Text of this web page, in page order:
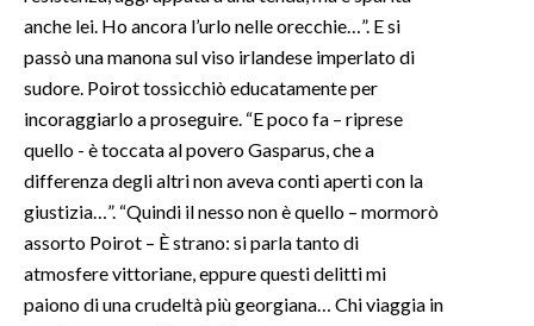
SARDEGNA TURISMO
SARDI NEL MONDO
NOTIZIE
EVENTI
#CARAUNIONE
3 MINUTI CON
anche lei. Ho ancora l’urlo nelle orecchie…”. E si
passò una manona sul viso irlandese imperlato di
sudore. Poirot tossicchiò educatamente per
incoraggiarlo a proseguire. “E poco fa – riprese
quello - è toccata al povero Gasparus, che a
differenza degli altri non aveva conti aperti con la
giustizia…”. “Quindi il nesso non è quello – mormorò
assorto Poirot – È strano: si parla tanto di
atmosfere vittoriane, eppure questi delitti mi
paiono di una crudeltà più georgiana… Chi viaggia in